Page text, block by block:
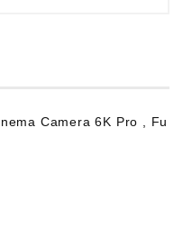
Camera 6K Pro , Fu